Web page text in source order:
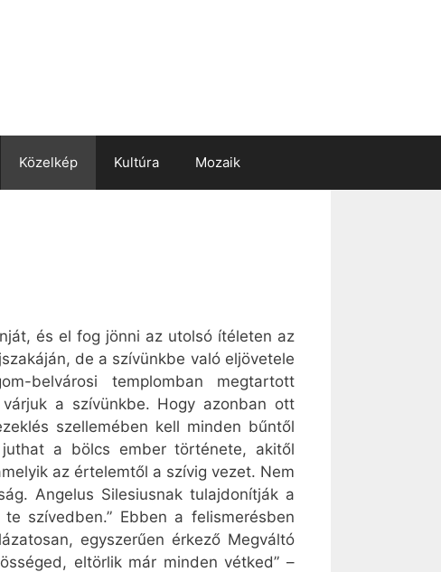
Közelkép Kultúra Mozaik
és el fog jönni az utolsó ítéleten az
de a szívünkbe való eljövetele
belvárosi templomban megtartott
a szívünkbe. Hogy azonban ott
szellemében kell minden bűntől
juthat a bölcs ember története, akitől
az értelemtől a szívig vezet. Nem
Angelus Silesiusnak tulajdonítják a
szívedben.” Ebben a felismerésben
egyszerűen érkező Megváltó
eltörlik már minden vétked” –